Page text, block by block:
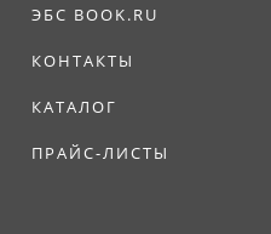
ЭБС BOOK.RU
КОНТАКТЫ
КАТАЛОГ
ПРАЙС-ЛИСТЫ